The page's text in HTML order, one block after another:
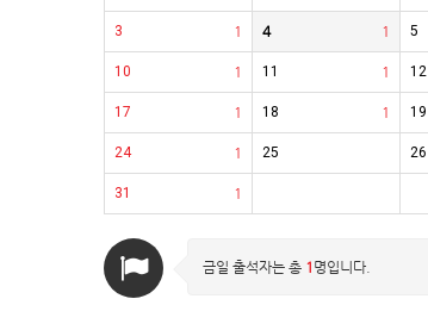
1
3 1
4 5
1
10 1
11 12
1
17 1
18 19
1
24 25 26
1
31
금일 출석자는 총 1 명입니다.